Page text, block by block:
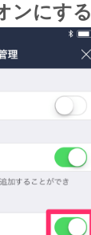
ンにする